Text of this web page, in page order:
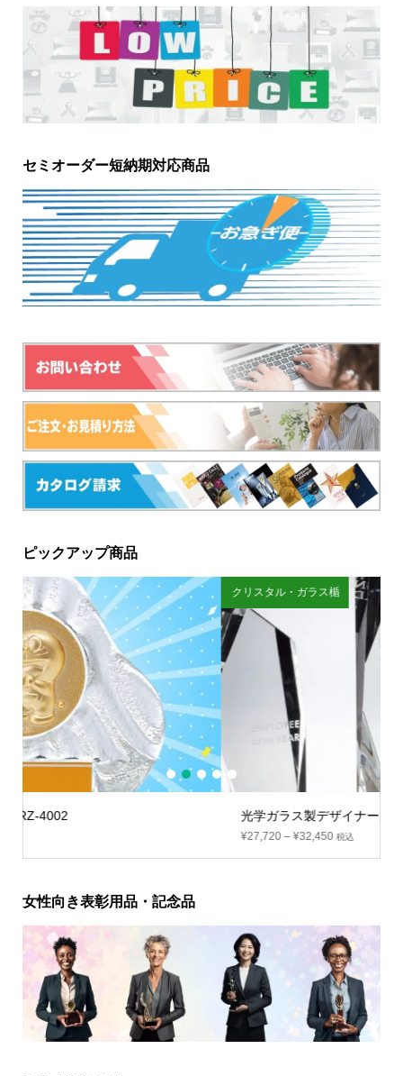
セミオーダー短納期対応商品
ピックアップ商品
光学ガラス製デザイナーズトロフィー：VOT.253
クリスタル・ガラス楯
1 2 3 4 5
女性向き表彰用品・記念品